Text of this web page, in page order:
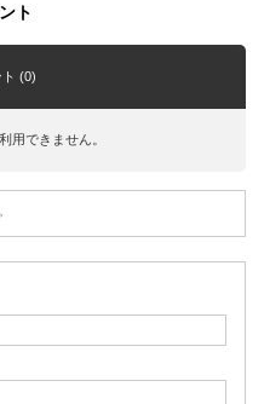
ト
ト (0)
用できません。